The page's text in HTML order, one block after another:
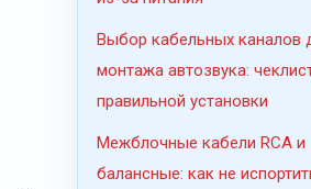
Выбор кабельных каналов
монтажа автозвука:
правильной установки
Межблочные кабели RCA и
балансные: как не